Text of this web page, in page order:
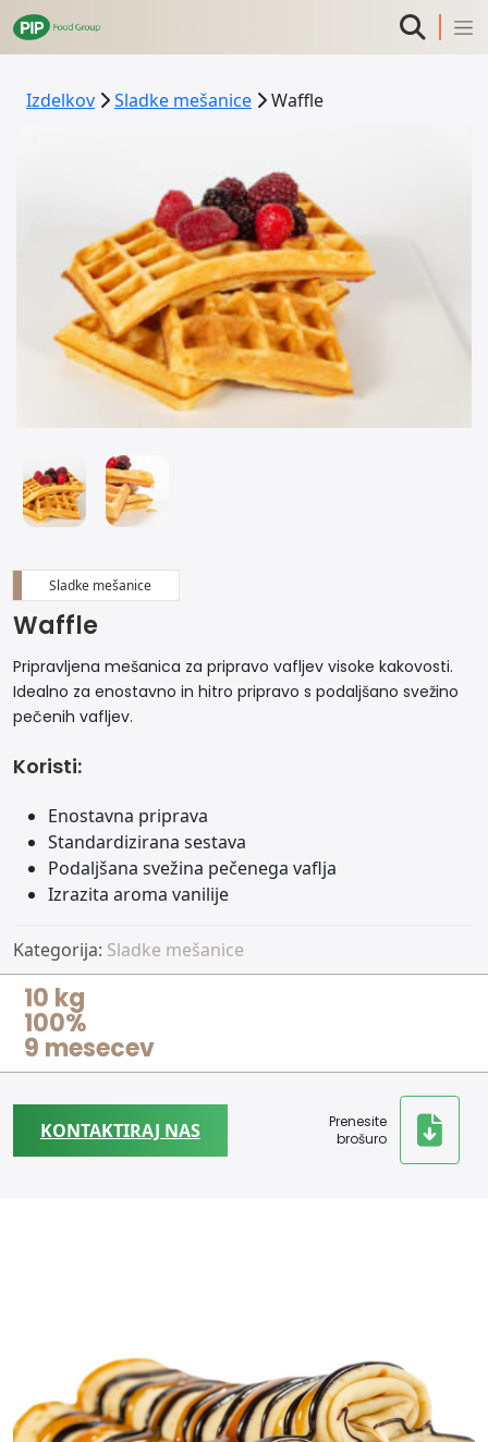
Izdelkov Sladke mešanice Waffle
Sladke mešanice
Waffle
Pripravljena mešanica za pripravo vafljev visoke kakovosti.
Idealno za enostavno in hitro pripravo s podaljšano svežino
pečenih vafljev.
Koristi:
Enostavna priprava
Standardizirana sestava
Podaljšana svežina pečenega vaflja
Izrazita aroma vanilije
Kategorija: Sladke mešanice
10 kg
100%
9 mesecev
KONTAKTIRAJ NAS
Prenesite
brošuro